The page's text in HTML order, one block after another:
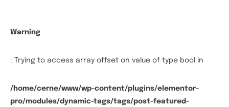
Warning
: Trying to access array offset on value of type bool in
/home/cerne/www/wp-content/plugins/elementor-
pro/modules/dynamic-tags/tags/post-featured-